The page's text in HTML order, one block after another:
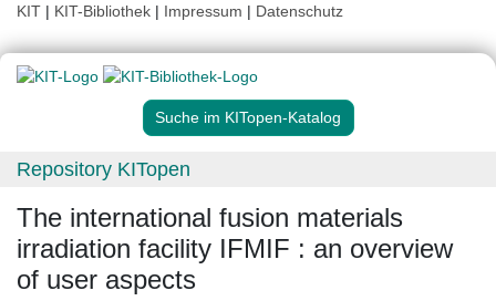
KIT | KIT-Bibliothek | Impressum | Datenschutz
Suche im KITopen-Katalog
Repository KITopen
The international fusion materials
irradiation facility IFMIF : an overview
of user aspects